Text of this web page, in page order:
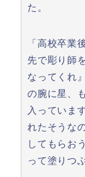
た。
「高校卒業
先で彫り師
なってくれ
の腕に星、
入っていま
れたそうな
してもらお
って塗りつ